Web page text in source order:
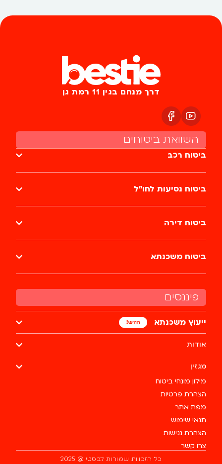
פיננסים
ייעוץ משכנתא
אודות
מגזין
מילון מונחי ביטוח
הצהרת פרטיות
מפת אתר
תנאי שימוש
הצהרת נגישות
צרו קשר
דרך מנחם בגין 11 רמת גן
השוואת ביטוחים
ביטוח רכב
ביטוח נסיעות לחו״ל
ביטוח דירה
ביטוח משכנתא
כל הזכויות שמורות לבסטי @ 2025
למעלה